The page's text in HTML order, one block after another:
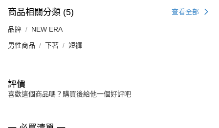
商品相關分類 (5) 查看全部
品牌 NEW ERA
男性商品 下著 短褲
評價
喜歡這個商品嗎？購買後給他一個好評吧